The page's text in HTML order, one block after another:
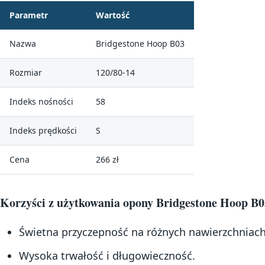
Parametr Wartość
Nazwa Bridgestone Hoop B03
Rozmiar 120/80-14
Indeks nośności 58
Indeks prędkości S
Cena 266 zł
Korzyści z użytkowania opony Bridgestone Hoop
Świetna przyczepność na różnych
Wysoka trwałość i długowieczność.